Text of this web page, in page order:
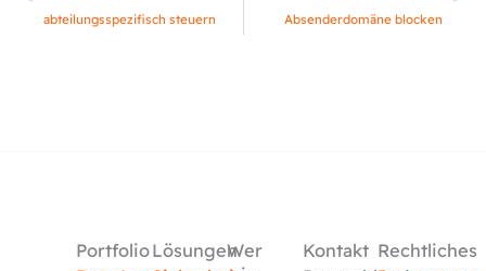
abteilungsspezifisch steuern
Absenderdomäne blocken
PortfolioLösungenWer
Kontakt Rechtliches